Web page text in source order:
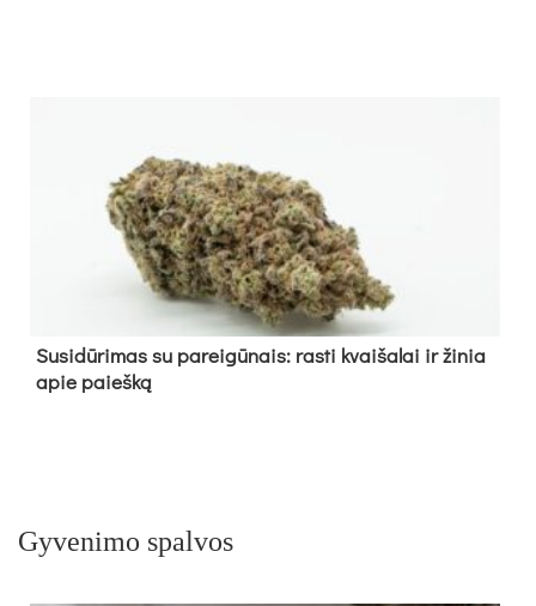
Su­si­dū­ri­mas su pa­rei­gū­nais: ras­ti kvai­ša­lai ir ži­nia
apie paieš­ką
Gyvenimo spalvos